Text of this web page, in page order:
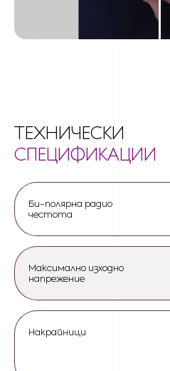
ТЕХНИЧЕСКИ
СПЕЦИФИКАЦИИ
Би-полярна радио
честота
Максимално изходно
напрежение
Накрайници